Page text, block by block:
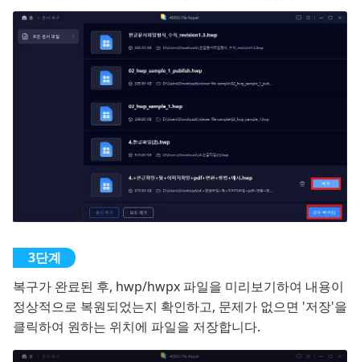
복구가 완료된 후, hwp/hwpx 파일을 미리보기하여 내용이
정상적으로 복원되었는지 확인하고, 문제가 없으면 '저장'을
클릭하여 원하는 위치에 파일을 저장합니다.